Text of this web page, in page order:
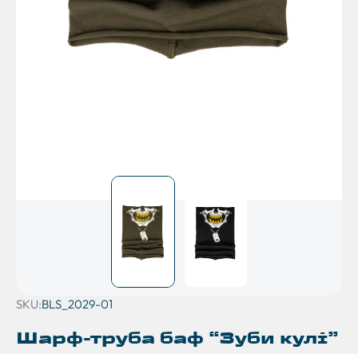
SKU:BLS_2029-01
Шарф-труба баф “Зуби кулі”